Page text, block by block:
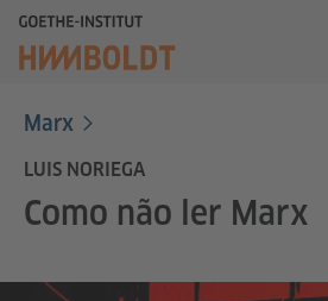
Marx
LUIS NORIEGA
Como não ler Marx